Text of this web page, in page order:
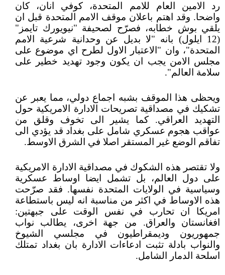
رد الامين العام للامم المتحدة، كوفي انان، كان
واضحا. وقد اهتم باعلان موقف الامم المتحدة قبل ان
يلقي بوش خطابه، فصرّح لصحيفة "نيويورك تايمز"
(12 ايلول) بانه "لا بديل عن وحدانية شرعية الامم
المتحدة"، وان "الاعتبار الاول لطرح اي موضوع على
مجلس الامن يجب ان يكون وجود تهديد خطير على
سلامة العالم".
ويحظى هذا الموقف بشبه اجماع دولي، مما يعبر عن
تشكيك في مصداقية تصريحات الادارة الامريكية حول
التهديد العراقي. كما يشير الى تخوف وقلق من
عواقب هجوم عسكري شامل على بغداد قد يؤدي الى
تفاقم الوضع غير المستقر اصلا في الشرق الاوسط.
ولا تقتصر هذه الشكوك في مصداقية الادارة الامريكية
على دول العالم، بل تشمل ايضا اوساط عسكرية
وسياسية في الولايات المتحدة نفسها. فقد صرّحت
هذه الاوساط في اكثر من مناسبة انه ليس باستطاعة
امريكا ان تحارب في نفس الوقت على جبهتين:
افغانستان والعراق. من جهة اخرى، يطالب نواب
جمهوريون وديمقراطيون في مجلسي الشيوخ
والنواب بادلة تثبت ادعاءات الادارة بان بغداد تمتلك
اسلحة الدمار الشامل.